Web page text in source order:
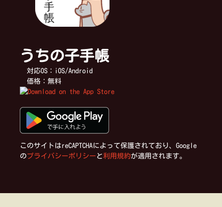
うちの子手帳
対応OS：iOS/Android
価格：無料
このサイトはreCAPTCHAによって保護されており、Google
のプライバシーポリシー と利用規約が適用されます。